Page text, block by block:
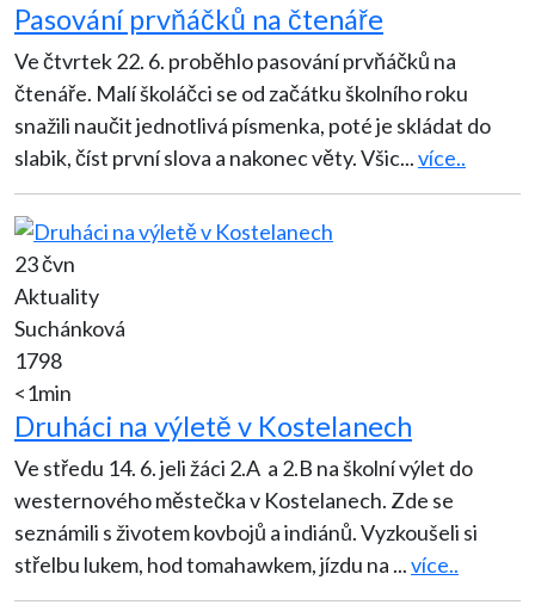
Pasování prvňáčků na čtenáře
Ve čtvrtek 22. 6. proběhlo pasování prvňáčků na
čtenáře. Malí školáčci se od začátku školního roku
snažili naučit jednotlivá písmenka, poté je skládat do
slabik, číst první slova a nakonec věty. Všic...více..
23 čvn
Aktuality
Suchánková
1798
<1min
Druháci na výletě v Kostelanech
Ve středu 14. 6. jeli žáci 2.A a 2.B na školní výlet do
westernového městečka v Kostelanech. Zde se
seznámili s životem kovbojů a indiánů. Vyzkoušeli si
střelbu lukem, hod tomahawkem, jízdu na ...více..